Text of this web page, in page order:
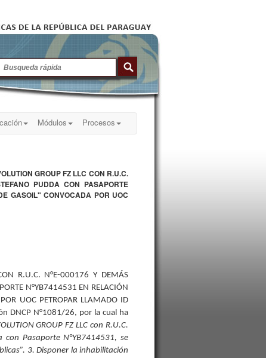
Módulos Procesos
GROUP FZ LLC CON R.U.C.
PUDDA CON PASAPORTE
GASOIL" CONVOCADA POR UOC
R.U.C. N°E-000176 Y DEMÁS
N°YB7414531 EN RELACIÓN
UOC PETROPAR LLAMADO ID
DNCP N°1081/26, por la cual ha
GROUP FZ LLC con R.U.C.
Pasaporte N°YB7414531, se
3. Disponer la inhabilitación